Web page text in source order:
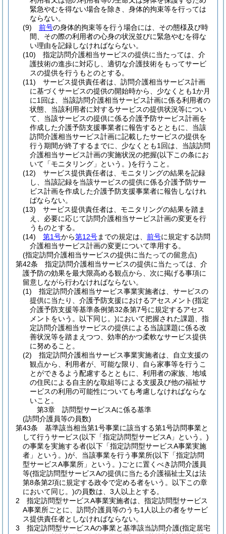
緊急やむを得ない場合を除き、身体的拘束等を行っては
ならない。
(9)
前号の身体的拘束等を行う場合には、その態様及び時
間、その際の利用者の心身の状況並びに緊急やむを得な
い理由を記録しなければならない。
(10)
指定訪問介護相当サービスの提供に当たっては、介
護技術の進歩に対応し、適切な介護技術をもってサービ
スの提供を行うもとのとする。
(11)
サービス提供責任者は、訪問介護相当サービス計画
に基づくサービスの提供の開始時から、少なくとも1か月
に1回は、当該訪問介護相当サービス計画に係る利用者の
状態、当該利用者に対するサービスの提供状況等につい
て、当該サービスの提供に係る介護予防サービス計画を
作成した介護予防支援事業者に報告するとともに、当該
訪問介護相当サービス計画に記載したサービスの提供を
行う期間が終了するまでに、少なくとも1回は、当該訪問
介護相当サービス計画の実施状況の把握(以下この条にお
いて「モニタリング」という。)を行うこと。
(12)
サービス提供責任者は、モニタリングの結果を記録
し、当該記録を当該サービスの提供に係る介護予防サー
ビス計画を作成した介護予防支援事業者に報告しなけれ
ばならない。
(13)
サービス提供責任者は、モニタリングの結果を踏ま
え、必要に応じて訪問介護相当サービス計画の変更を行
うものとする。
(14)
第1号から第12号までの規定は、 前号に規定する訪問
介護相当サービス計画の変更について準用する。
(指定訪問介護相当サービスの提供に当たっての留意点)
第42条
指定訪問介護相当サービスの提供に当たっては、介
護予防の効果を最大限高める観点から、次に掲げる事項に
留意しながら行わなければならない。
(1)
指定訪問介護相当サービス事業実施者は、サービスの
提供に当たり、介護予防支援におけるアセスメント(指定
介護予防支援等基準条例第32条第7号に規定するアセス
メントをいう。以下同じ。)において把握された課題、指
定訪問介護相当サービスの提供による当該課題に係る改
善状況等を踏まえつつ、効率的かつ柔軟なサービス提供
に努めること。
(2)
指定訪問介護相当サービス事業実施者は、自立支援の
観点から、利用者が、可能な限り、自ら家事等を行うこ
とができるよう配慮するとともに、利用者の家族、地域
の住民による自主的な取組等による支援及び他の福祉サ
ービスの利用の可能性についても考慮しなければならな
いこと。
第3章
訪問型サービスAに係る基準
(訪問介護員等の員数)
第43条
基準該当相当第1号事業に該当する第1号訪問事業と
して行うサービス(以下「指定訪問型サービスA」という。)
の事業を実施する者(以下「指定訪問型サービスA事業実施
者」という。)が、当該事業を行う事業所(以下「指定訪問
型サービスA事業所」という。)ごとに置くべき訪問介護員
等(指定訪問型サービスAの提供に当たる介護福祉士又は法
第8条第2項に規定する政令で定める者をいう。以下この章
において同じ。)の員数は、3人以上とする。
2
指定訪問型サービスA事業実施者は、指定訪問型サービス
A事業所ごとに、訪問介護員等のうち1人以上の者をサービ
ス提供責任者としなければならない。
3
指定訪問型サービスAの事業と基準該当訪問介護(指定居宅